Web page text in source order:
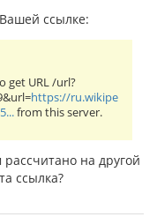
ссылке:
get URL /url?
https://ru.wikipe
from this server.
на другой
ссылка?